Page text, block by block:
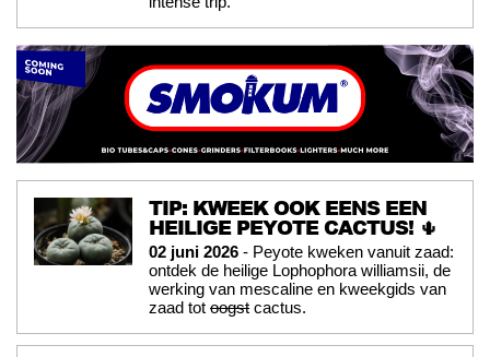
TIP: KWEEK OOK EENS EEN
HEILIGE PEYOTE CACTUS! 🌵
02 juni 2026 - Peyote kweken vanuit zaad:
ontdek de heilige Lophophora williamsii, de
werking van mescaline en kweekgids van
zaad tot oogst cactus.